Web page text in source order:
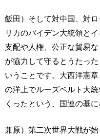
飯田）そして対中国、対
リカのバイデン大統領と
支配や人権、公正な貿易
が協力して守るとうたっ
いうことです。大西洋憲
の洋上でルーズベルト大
くったという、国連の基
兼原）第二次世界大戦が